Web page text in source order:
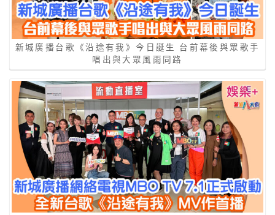
新城廣播台歌《沿途有我》今日誕生 台前幕後與眾歌手
唱出與大眾風雨同路